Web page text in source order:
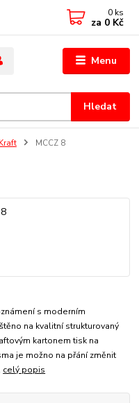
Menu
Hledat
0 ks
za 0 Kč
MCCZ 8
s moderním
na kvalitní strukturovaný
kartonem tisk na
je možno na přání změnit
celý popis